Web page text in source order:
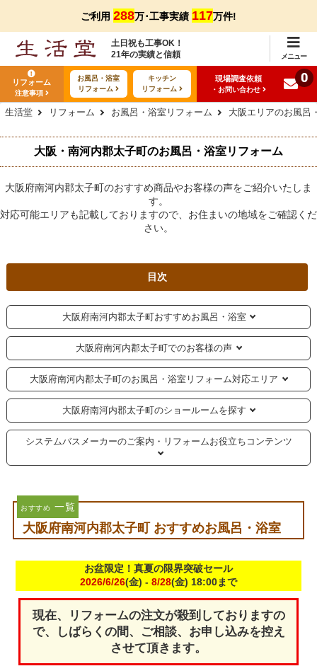
ご利用 288万･工事実績 117万件!
土日祝も工事OK！
21年の実績と信頼
メニュー
リフォーム
注意事項
お風呂・浴室
リフォーム
キッチン
リフォーム
現場調査依頼
・お問い合わせ
0
生活堂 リフォーム お風呂・浴室リフォーム 大阪エリアのお風呂
大阪・南河内郡太子町のお風呂・浴室リフォーム
大阪府南河内郡太子町のおすすめ商品やお客様の声をご紹介いたしま
す。
対応可能エリアも記載しておりますので、お住まいの地域をご確認くだ
さい。
目次
大阪府南河内郡太子町おすすめお風呂・浴室
大阪府南河内郡太子町でのお客様の声
大阪府南河内郡太子町のお風呂・浴室リフォーム対応エリア
大阪府南河内郡太子町のショールームを探す
システムバスメーカーのご案内・リフォームお役立ちコンテンツ
おすすめ 一覧
大阪府南河内郡太子町 おすすめお風呂・浴室
お盆限定！真夏の限界突破セール
2026/6/26(金) - 8/28(金) 18:00まで
現在、リフォームの注文が殺到しておりますの
で、しばらくの間、ご相談、お申し込みを控え
させて頂きます。